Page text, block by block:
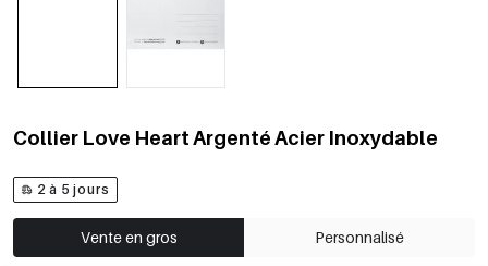
Collier Love Heart Argenté Acier Inoxydable
2 à 5 jours
Vente en gros Personnalisé